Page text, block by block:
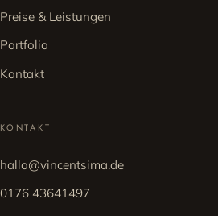
Preise & Leistungen
Portfolio
Kontakt
KONTAKT
hallo@vincentsima.de
0176 43641497